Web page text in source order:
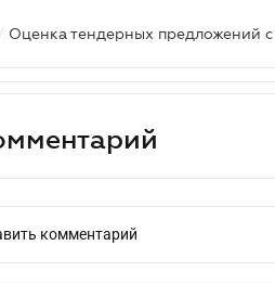
Оценка тендерных предложений
комментарий